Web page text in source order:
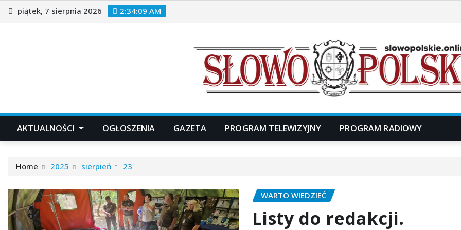
Skip
to
piątek, 7 sierpnia 2026 2:34:10 AM
AKTUALNOŚCI OGŁOSZENIA GAZETA PROGRAM TELEWIZYJNY PROGRAM RADIOWY
Home 2025 sierpień 23
WARTO WIEDZIEĆ
Listy do redakcji.